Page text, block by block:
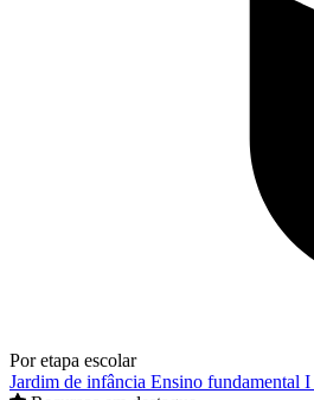
Por etapa escolar
Jardim de infância Ensino fundamental I